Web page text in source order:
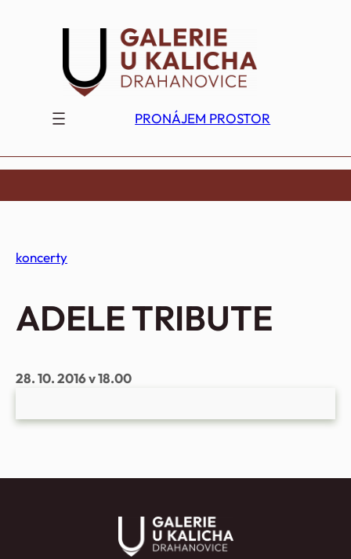
PRONÁJEM PROSTOR
koncerty
ADELE TRIBUTE
28. 10. 2016 v 18.00